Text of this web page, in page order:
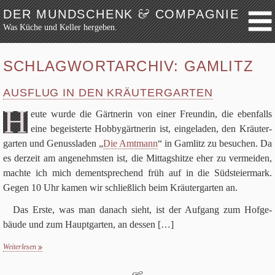
DER MUNDSCHENK&COMPAGNIE
Was Küche und Keller hergeben.
Weiter zum Inhalt
Festmahl
Küche
Keller
Lokalbesuch
Markttag
Werkzeug
Schaustücke
SCHLAGWORTARCHIV: GAMLITZ
AUSFLUG IN DEN KRÄUTERGARTEN
H eute wurde die Gärtnerin von einer Freun­din, die eben­falls
eine begei­sterte Hob­by­gärt­ne­rin ist, ein­ge­la­den, den Kräu­ter­
gar­ten und Genuss­la­den „Die Amt­mann“ in Gam­litz zu besu­chen. Da
es der­zeit am ange­nehm­sten ist, die Mit­tags­hitze eher zu ver­mei­den,
machte ich mich dem­entspre­chend früh auf in die Süd­stei­er­mark.
Gegen 10 Uhr kamen wir schließ­lich beim Kräu­ter­gar­ten an.
Das Erste, was man danach sieht, ist der Auf­gang zum Hof­ge­
bäude und zum Haupt­gar­ten, an des­sen […]
Weiterlesen